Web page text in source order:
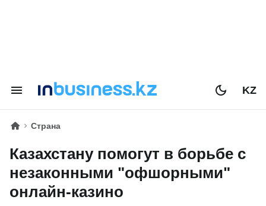
KZ
Страна
Казахстану помогут в борьбе с
незаконными "офшорными"
онлайн-казино